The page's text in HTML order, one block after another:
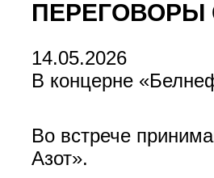
ПЕРЕГОВОРЫ
14.05.2026
В концерне
Во встрече
Азот».